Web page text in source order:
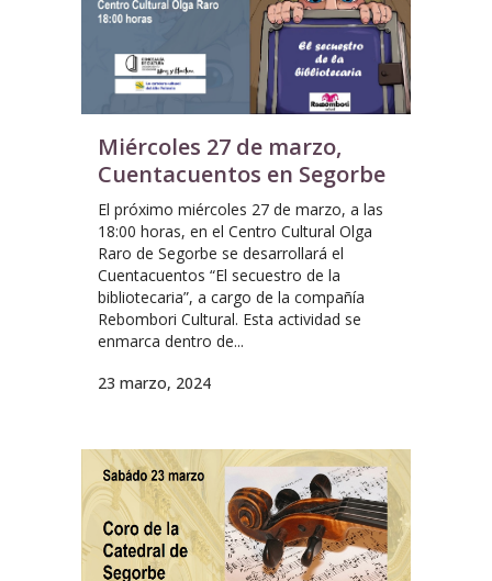
Miércoles 27 de marzo,
Cuentacuentos en Segorbe
El próximo miércoles 27 de marzo, a las
18:00 horas, en el Centro Cultural Olga
Raro de Segorbe se desarrollará el
Cuentacuentos “El secuestro de la
bibliotecaria”, a cargo de la compañía
Rebombori Cultural. Esta actividad se
enmarca dentro de...
23 marzo, 2024